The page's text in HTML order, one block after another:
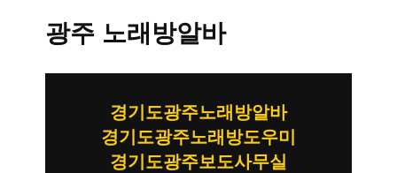
광주 노래방알바
경기도광주노래방알바
경기도광주노래방도우미
경기도광주보도사무실